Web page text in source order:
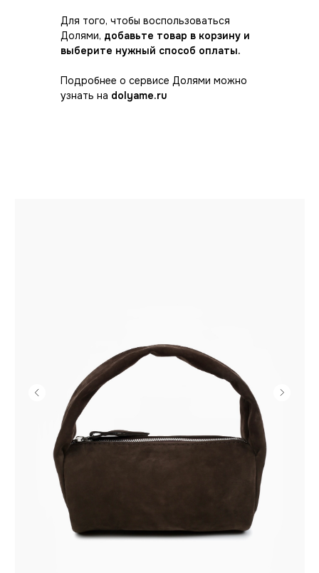
Для того, чтобы воспользоваться
Долями, добавьте товар в корзину и
выберите нужный способ оплаты.
Подробнее о сервисе Долями можно
узнать на dolyame.ru